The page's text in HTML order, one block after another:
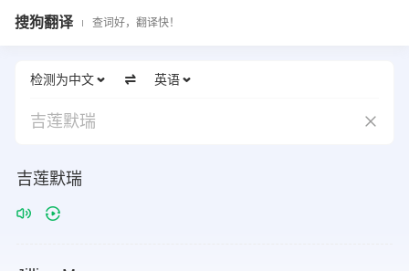
搜狗翻译 查词好，翻译快！
检测为中文 英语
吉莲默瑞
吉莲默瑞